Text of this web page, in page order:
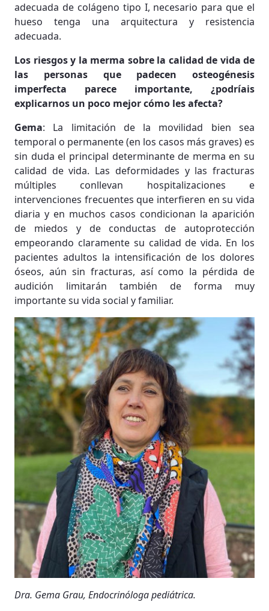
adecuada de colágeno tipo I, necesario para que el
hueso tenga una arquitectura y resistencia
adecuada.
Los riesgos y la merma sobre la calidad de vida de
las personas que padecen osteogénesis
imperfecta parece importante, ¿podríais
explicarnos un poco mejor cómo les afecta?
Gema: La limitación de la movilidad bien sea
temporal o permanente (en los casos más graves) es
sin duda el principal determinante de merma en su
calidad de vida. Las deformidades y las fracturas
múltiples conllevan hospitalizaciones e
intervenciones frecuentes que interfieren en su vida
diaria y en muchos casos condicionan la aparición
de miedos y de conductas de autoprotección
empeorando claramente su calidad de vida. En los
pacientes adultos la intensificación de los dolores
óseos, aún sin fracturas, así como la pérdida de
audición limitarán también de forma muy
importante su vida social y familiar.
Dra. Gema Grau, Endocrinóloga pediátrica.